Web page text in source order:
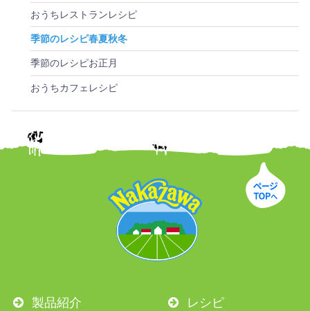
おうちレストランレシピ
季節のレシピ春夏秋冬
季節のレシピお正月
おうちカフェレシピ
製品紹介 レシピ